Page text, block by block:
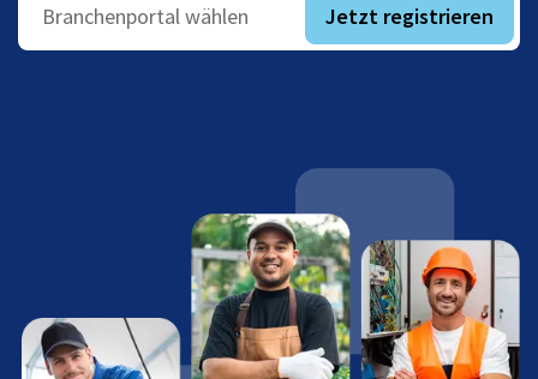
Branchenportal wählen Jetzt registrieren